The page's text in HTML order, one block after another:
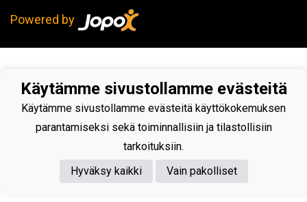
Powered by
Käytämme sivustollamme evästeitä
Käytämme sivustollamme evästeitä käyttökokemuksen
parantamiseksi sekä toiminnallisiin ja tilastollisiin
tarkoituksiin.
Hyväksy kaikki
Vain pakolliset